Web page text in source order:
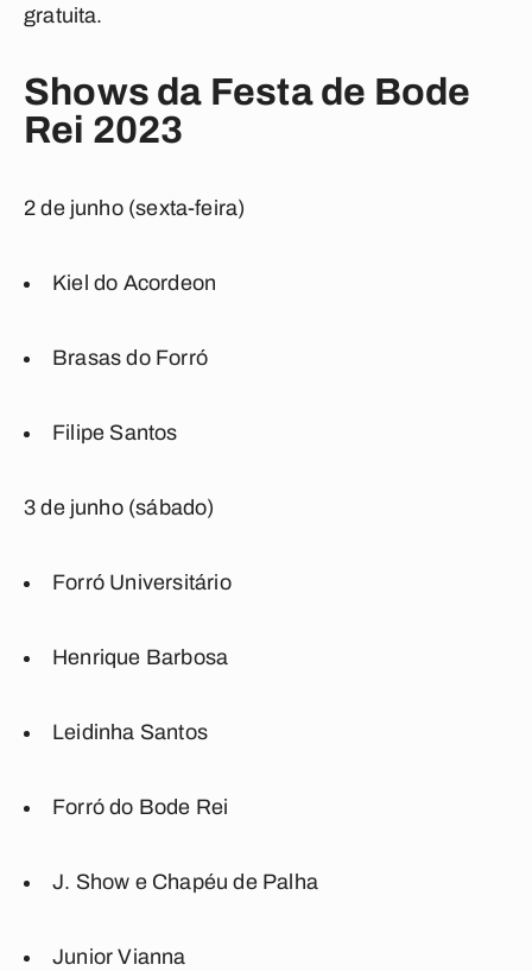
gratuita.
Shows da Festa de Bode
Rei 2023
2 de junho (sexta-feira)
Kiel do Acordeon
Brasas do Forró
Filipe Santos
3 de junho (sábado)
Forró Universitário
Henrique Barbosa
Leidinha Santos
Forró do Bode Rei
J. Show e Chapéu de Palha
Junior Vianna